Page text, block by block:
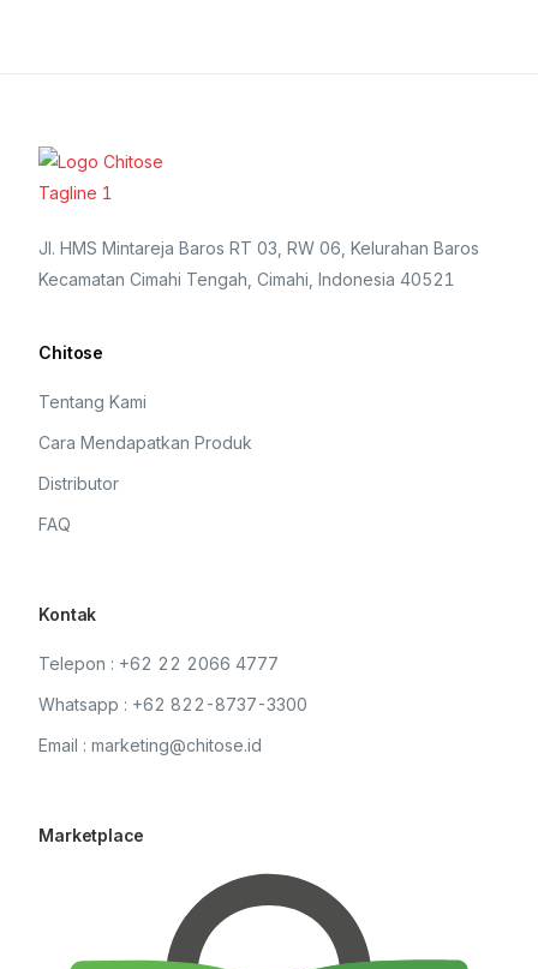
Jl. HMS Mintareja Baros RT 03, RW 06, Kelurahan Baros
Kecamatan Cimahi Tengah, Cimahi, Indonesia 40521
Chitose
Tentang Kami
Cara Mendapatkan Produk
Distributor
FAQ
Kontak
Telepon : +62 22 2066 4777
Whatsapp : +62 822-8737-3300
Email : marketing@chitose.id
Marketplace